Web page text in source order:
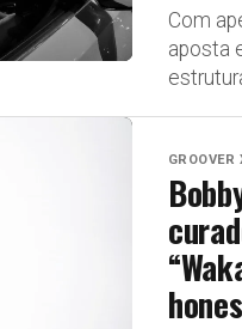
Com
aposta
GROOVER